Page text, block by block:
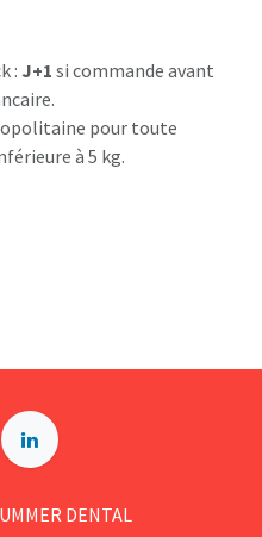
: J+1 si commande avant
pour toute
à 5 kg.
DENTAL